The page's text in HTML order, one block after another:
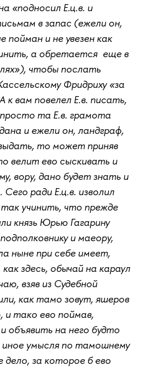
«подносил Е.ц.в. и
в запас (ежели он,
пойман и не увезен как
а обретается еще в
чтобы послать
Фридриху «за
вам повелел Е.в. писать,
та Е.в. грамота
и ежели он, ландграф,
то может приняв
велит ево сыскивать и
вору, дано будет знать и
Сего ради Е.ц.в. изволил
учинить, что прежде
князь Юрью Гагарину
и маеору,
ныне при себе имеет,
здесь, обычай на караул
взяв из Судебной
как тамо зовут, яшеров
и тако ево поймав,
объявить на него будто
иное умысля по тамошнему
дело, за которое б ево